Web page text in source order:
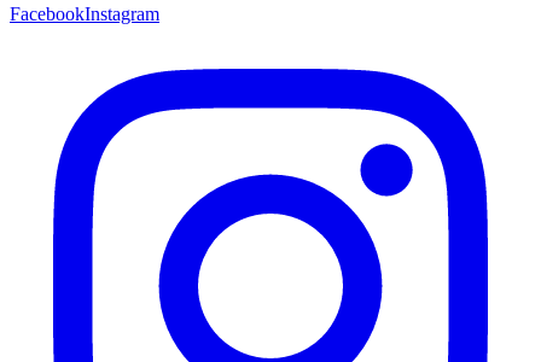
FacebookInstagram